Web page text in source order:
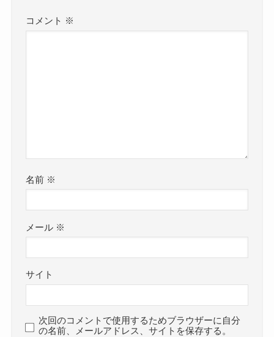
コメント ※
名前 ※
メール ※
サイト
次回のコメントで使用するためブラウザーに自分
の名前、メールアドレス、サイトを保存する。